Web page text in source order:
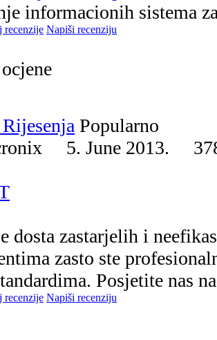
informacionih sistema
recenzije Napiši recenziju
Popularno
5. June 2013.
dosta zastarjelih i
zasto ste
Posjetite nas
recenzije Napiši recenziju